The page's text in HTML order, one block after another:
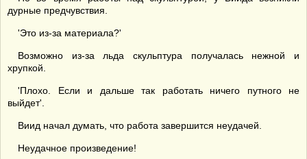
дурные предчувствия.
'Это из-за материала?'
Возможно из-за льда скульптура получалась нежной и
хрупкой.
'Плохо. Если и дальше так работать ничего путного не
выйдет'.
Виид начал думать, что работа завершится неудачей.
Неудачное произведение!